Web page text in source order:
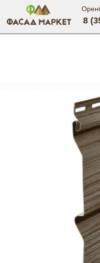
Оренбург, Пл.1
8 (3532) 54-